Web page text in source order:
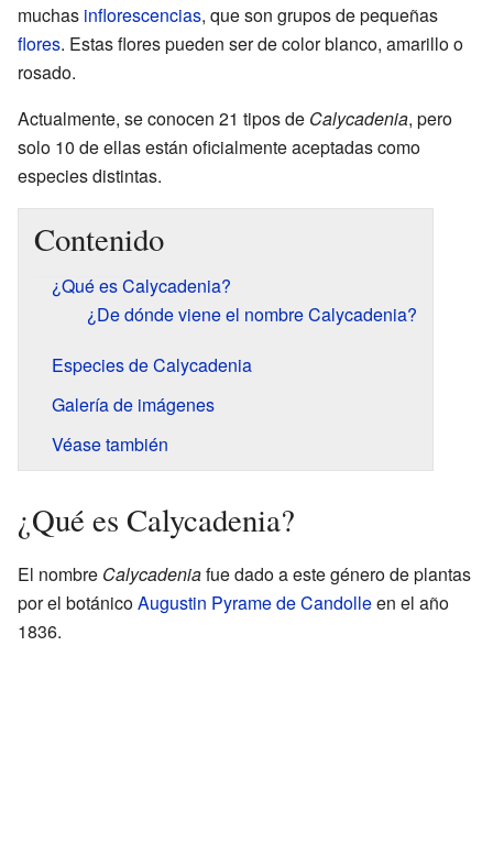
muchas inflorescencias, que son grupos de pequeñas
flores. Estas flores pueden ser de color blanco, amarillo o
rosado.
Actualmente, se conocen 21 tipos de Calycadenia, pero
solo 10 de ellas están oficialmente aceptadas como
especies distintas.
Contenido
¿Qué es Calycadenia?
¿De dónde viene el nombre Calycadenia?
Especies de Calycadenia
Galería de imágenes
Véase también
¿Qué es Calycadenia?
El nombre Calycadeniafue dado a este género de plantas
por el botánicoAugustin Pyrame de Candolleen el año
1836.